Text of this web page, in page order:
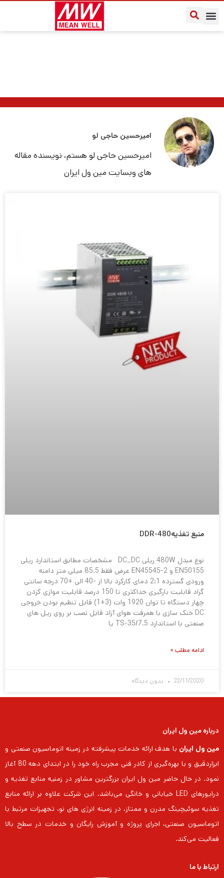
امیرحسین حاجی لو
امیرحسین حاجی لو هستم، نویسنده مقاله
های وبسایت مین ول ایران
منبع تغذیهDDR-480
نوع مبدل 480W ریلی DC_DC مشخصات مطابق استاندارد ریلی
EN50155 و EN45545-2 عرض فقط 85.5 میلی متر دامنه
ورودی گسترده 2:1 دمای کارکرد بالا از -40 الی +70 درجه سانتی
گراد قابلیت بارگیری حداکثری تا 150 درصد قابلیت موازی کردن
چهار دستگاه تا توان 1920 وات (3+1) قابل تنظیم بودن خروجی
DC خنک سازی با همرفت هوای آزاد قابل نصب بر روی ریل های
صنعتی با استاندارد TS-35/7.5 یا
ادامه مطلب »
22/11/2020 بدون دیدگاه
درباره مین ول ایران
مین ول ایران با هدف ارائه خدمات پیشرفته در زمینه اتوماسیون صنعتی و
ابزاردقیق و با بهره‌گیری از کادر فنی مجرب راه خود را در ابتدای دهه 80 آغاز
نمود. در حال حاضر مین ول ایران بزرگترین مشاور در زمنیه منابع تغذیه و
درایورهای LED خیابانی و خانگی می‌باشد. این شرکت علاوه بر ارائه منابع
تغذیه سوئیچینگ مدرن و ممتاز، در زمینه انرژی های نو، تجهیزات مرتبط با
اتوماسیون صنعتی، اجرای پروژه و آموزش رایگان و خدمات در سطح بالا
فعالیت می‌کند.
ارتباط با ما